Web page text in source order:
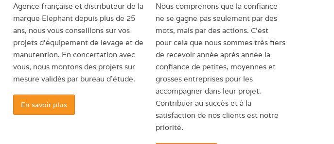
Agence française et distributeur de la
marque Elephant depuis plus de 25
ans, nous vous conseillons sur vos
projets d’équipement de levage et de
manutention. En concertation avec
vous, nous montons des projets sur
mesure validés par bureau d'étude.
En savoir plus
Nous comprenons que la confiance
ne se gagne pas seulement par des
mots, mais par des actions. C'est
pour cela que nous sommes très fiers
de recevoir année après année la
confiance de petites, moyennes et
grosses entreprises pour les
accompagner dans leur projet.
Contribuer au succès et à la
satisfaction de nos clients est notre
priorité.